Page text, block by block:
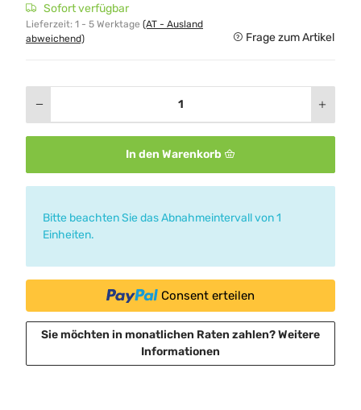
Sofort verfügbar
Lieferzeit: 1 - 5 Werktage (AT - Ausland
abweichend)
Frage zum Artikel
In den Warenkorb
Bitte beachten Sie das Abnahmeintervall von 1
Einheiten.
Consent erteilen
Sie möchten in monatlichen Raten zahlen?Weitere
Informationen